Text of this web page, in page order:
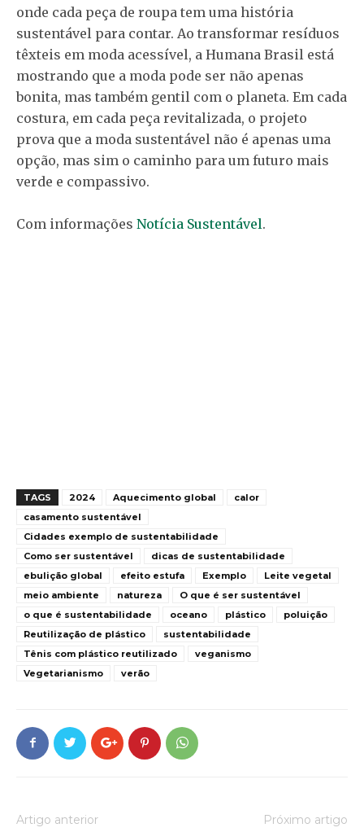
onde cada peça de roupa tem uma história
sustentável para contar. Ao transformar resíduos
têxteis em moda acessível, a Humana Brasil está
mostrando que a moda pode ser não apenas
bonita, mas também gentil com o planeta. Em cada
costura, em cada peça revitalizada, o projeto
prova que a moda sustentável não é apenas uma
opção, mas sim o caminho para um futuro mais
verde e compassivo.
Com informações Notícia Sustentável.
TAGS 2024 Aquecimento global
calor
casamento sustentável
Cidades exemplo de sustentabilidade
Como ser sustentável
dicas de sustentabilidade
ebulição global
efeito estufa Exemplo
Leite vegetal
meio ambiente
natureza
O que é ser sustentável
o que é sustentabilidade
oceano plástico
poluição
Reutilização de plástico
sustentabilidade
Tênis com plástico reutilizado
veganismo
Vegetarianismo
verão
Artigo anterior Próximo artigo